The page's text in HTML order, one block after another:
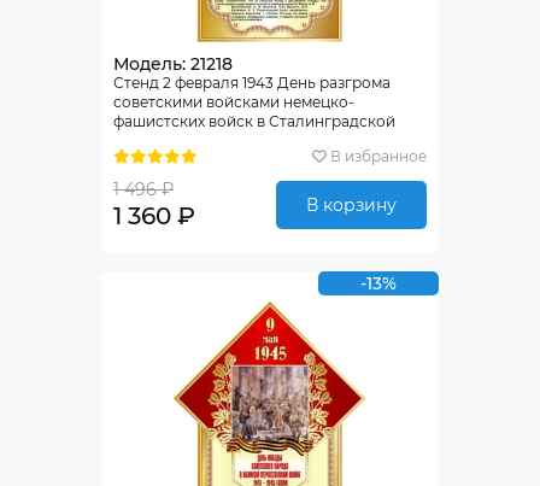
Модель: 21218
Стенд 2 февраля 1943 День разгрома
советскими войсками немецко-
фашистских войск в Сталинградской
В избранное
1 496 ₽
1 360 ₽ В корзину
-13%